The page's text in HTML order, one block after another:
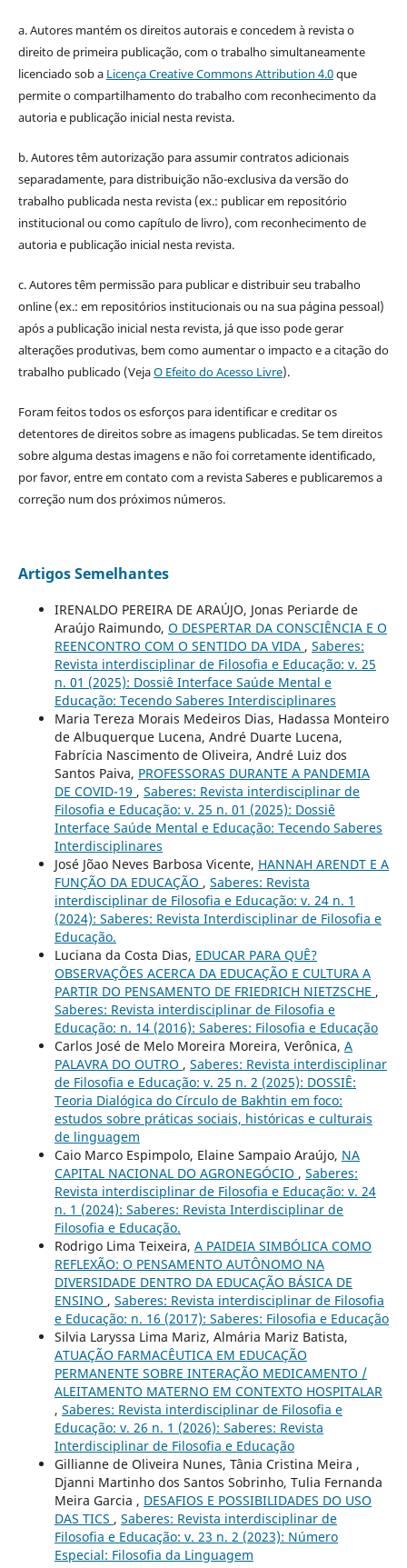
a. Autores mantém os direitos autorais e concedem à revista o
direito de primeira publicação, com o trabalho simultaneamente
licenciado sob a Licença Creative Commons Attribution 4.0que
permite o compartilhamento do trabalho com reconhecimento da
autoria e publicação inicial nesta revista.
b. Autores têm autorização para assumir contratos adicionais
separadamente, para distribuição não-exclusiva da versão do
trabalho publicada nesta revista (ex.: publicar em repositório
institucional ou como capítulo de livro), com reconhecimento de
autoria e publicação inicial nesta revista.
c. Autores têm permissão para publicar e distribuir seu trabalho
online (ex.: em repositórios institucionais ou na sua página pessoal)
após a publicação inicial nesta revista, já que isso pode gerar
alterações produtivas, bem como aumentar o impacto e a citação do
trabalho publicado (VejaO Efeito do Acesso Livre).
Foram feitos todos os esforços para identificar e creditar os
detentores de direitos sobre as imagens publicadas. Se tem direitos
sobre alguma destas imagens e não foi corretamente identificado,
por favor, entre em contato com a revista Saberes e publicaremos a
correção num dos próximos números.
Artigos Semelhantes
IRENALDO PEREIRA DE ARAÚJO, Jonas Periarde de
Araújo Raimundo, O DESPERTAR DA CONSCIÊNCIA E O
REENCONTRO COM O SENTIDO DA VIDA , Saberes:
Revista interdisciplinar de Filosofia e Educação: v. 25
n. 01 (2025): Dossiê Interface Saúde Mental e
Educação: Tecendo Saberes Interdisciplinares
Maria Tereza Morais Medeiros Dias, Hadassa Monteiro
de Albuquerque Lucena, André Duarte Lucena,
Fabrícia Nascimento de Oliveira, André Luiz dos
Santos Paiva, PROFESSORAS DURANTE A PANDEMIA
DE COVID-19 , Saberes: Revista interdisciplinar de
Filosofia e Educação: v. 25 n. 01 (2025): Dossiê
Interface Saúde Mental e Educação: Tecendo Saberes
Interdisciplinares
José Jõao Neves Barbosa Vicente, HANNAH ARENDT E A
FUNÇÃO DA EDUCAÇÃO , Saberes: Revista
interdisciplinar de Filosofia e Educação: v. 24 n. 1
(2024): Saberes: Revista Interdisciplinar de Filosofia e
Educação.
Luciana da Costa Dias, EDUCAR PARA QUÊ?
OBSERVAÇÕES ACERCA DA EDUCAÇÃO E CULTURA A
PARTIR DO PENSAMENTO DE FRIEDRICH NIETZSCHE ,
Saberes: Revista interdisciplinar de Filosofia e
Educação: n. 14 (2016): Saberes: Filosofia e Educação
Carlos José de Melo Moreira Moreira, Verônica, A
PALAVRA DO OUTRO , Saberes: Revista interdisciplinar
de Filosofia e Educação: v. 25 n. 2 (2025): DOSSIÊ:
Teoria Dialógica do Círculo de Bakhtin em foco:
estudos sobre práticas sociais, históricas e culturais
de linguagem
Caio Marco Espimpolo, Elaine Sampaio Araújo, NA
CAPITAL NACIONAL DO AGRONEGÓCIO , Saberes:
Revista interdisciplinar de Filosofia e Educação: v. 24
n. 1 (2024): Saberes: Revista Interdisciplinar de
Filosofia e Educação.
Rodrigo Lima Teixeira, A PAIDEIA SIMBÓLICA COMO
REFLEXÃO: O PENSAMENTO AUTÔNOMO NA
DIVERSIDADE DENTRO DA EDUCAÇÃO BÁSICA DE
ENSINO , Saberes: Revista interdisciplinar de Filosofia
e Educação: n. 16 (2017): Saberes: Filosofia e Educação
Silvia Laryssa Lima Mariz, Almária Mariz Batista,
ATUAÇÃO FARMACÊUTICA EM EDUCAÇÃO
PERMANENTE SOBRE INTERAÇÃO MEDICAMENTO /
ALEITAMENTO MATERNO EM CONTEXTO HOSPITALAR
, Saberes: Revista interdisciplinar de Filosofia e
Educação: v. 26 n. 1 (2026): Saberes: Revista
Interdisciplinar de Filosofia e Educação
Gillianne de Oliveira Nunes, Tânia Cristina Meira ,
Djanni Martinho dos Santos Sobrinho, Tulia Fernanda
Meira Garcia , DESAFIOS E POSSIBILIDADES DO USO
DAS TICS , Saberes: Revista interdisciplinar de
Filosofia e Educação: v. 23 n. 2 (2023): Número
Especial: Filosofia da Linguagem